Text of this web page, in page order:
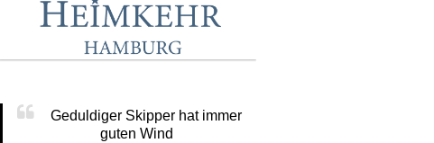
Geduldiger Skipper hat immer
guten Wind